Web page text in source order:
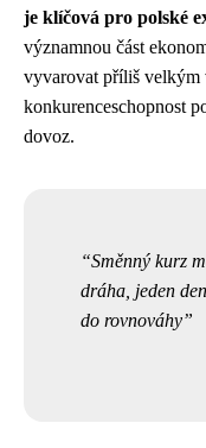
je klíčová pro polské
významnou část
vyvarovat příliš
konkurenceschopnost
dovoz.
Směnný kurz
dráha, jeden
do rovnováhy